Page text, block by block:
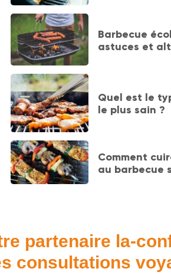
Barbecue
astuces et
Quel est le
le plus sain ?
Comment
au barbecue
partenaire la-
consultations